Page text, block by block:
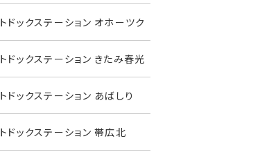
トドックステーション オホーツク
トドックステーション きたみ春光
トドックステーション あばしり
トドックステーション 帯広北